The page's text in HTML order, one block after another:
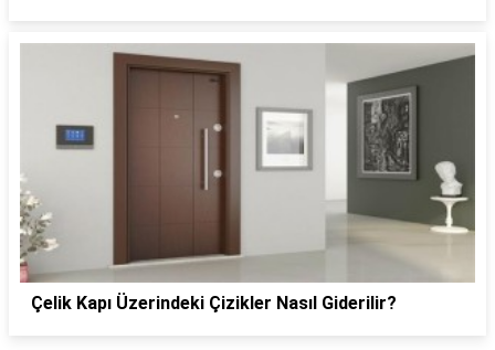
Çelik Kapı Üzerindeki Çizikler Nasıl Giderilir?